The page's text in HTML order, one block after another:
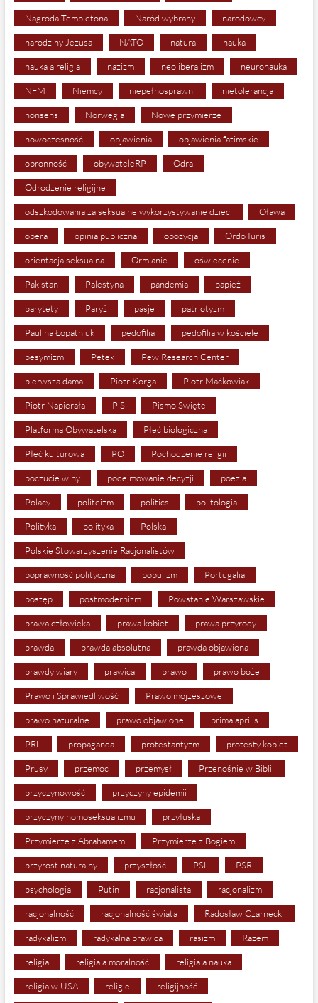
Nagroda Templetona Naród wybrany narodowcy
narodziny Jezusa NATO natura nauka
nauka a religia nazizm neoliberalizm neuronauka
NFM Niemcy niepełnosprawni nietolerancja
nonsens Norwegia Nowe przymierze
nowoczesność objawienia objawienia fatimskie
obronność obywateleRP Odra
Odrodzenie religijne
odszkodowania za seksualne wykorzystywanie dzieci Oława
opera opinia publiczna opozycja Ordo Iuris
orientacja seksualna Ormianie oświecenie
Pakistan Palestyna pandemia papież
parytety Paryż pasje patriotyzm
Paulina Łopatniuk pedofilia pedofilia w kościele
pesymizm Petek Pew Research Center
pierwsza dama Piotr Korga Piotr Maćkowiak
Piotr Napierała PiS Pismo Święte
Platforma Obywatelska Płeć biologiczna
Płeć kulturowa PO Pochodzenie religii
poczucie winy podejmowanie decyzji poezja
Polacy politeizm politics politologia
Polityka polityka Polska
Polskie Stowarzyszenie Racjonalistów
poprawność polityczna populizm Portugalia
postęp postmodernizm Powstanie Warszawskie
prawa człowieka prawa kobiet prawa przyrody
prawda prawda absolutna prawda objawiona
prawdy wiary prawica prawo prawo boże
Prawo i Sprawiedliwość Prawo mojżeszowe
prawo naturalne prawo objawione prima aprilis
PRL propaganda protestantyzm protesty kobiet
Prusy przemoc przemysł Przenośnie w Biblii
przyczynowość przyczyny epidemii
przyczyny homoseksualizmu przyłuska
Przymierze z Abrahamem Przymierze z Bogiem
przyrost naturalny przyszłość PSL PSR
psychologia Putin racjonalista racjonalizm
racjonalność racjonalność świata Radosław Czarnecki
radykalizm radykalna prawica rasizm Razem
religia religia a moralność religia a nauka
religia w USA religie religijność